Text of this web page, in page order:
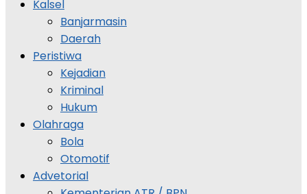
Kalsel
Banjarmasin
Daerah
Peristiwa
Kejadian
Kriminal
Hukum
Olahraga
Bola
Otomotif
Advetorial